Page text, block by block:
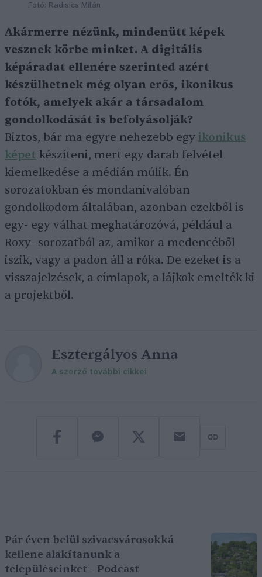
Fotó: Radisics Milán
Akármerre nézünk, mindenütt képek
vesznek körbe minket. A digitális
képáradat ellenére szerinted azért
készülhetnek még olyan erős, ikonikus
fotók, amelyek akár a társadalom
gondolkodását is befolyásolják?
Biztos, bár ma egyre nehezebb egy ikonikus
képet készíteni, mert egy darab felvétel
kiemelkedése a médián múlik. Én
sorozatokban és mondanivalóban
gondolkodom általában, azonban ezekből is
egy- egy válhat meghatározóvá, például a
Roxy- sorozatból az, amikor a medencéből
iszik, vagy a padon áll a róka. De ezeket is a
visszajelzések, a címlapok, a lájkok emelték ki
a projektből.
Esztergályos Anna
A szerző további cikkei
Pár éven belül szivacsvárosokká
kellene alakítanunk a
településeinket – Podcast